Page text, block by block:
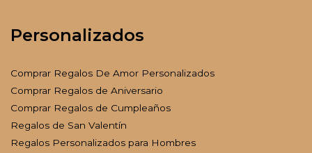
Personalizados
Comprar Regalos De Amor Personalizados
Comprar Regalos de Aniversario
Comprar Regalos de Cumpleaños
Regalos de San Valentín
Regalos Personalizados para Hombres